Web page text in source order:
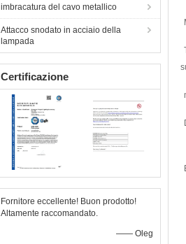
imbracatura del cavo metallico
Attacco snodato in acciaio della
lampada
Certificazione
Fornitore eccellente! Buon prodotto!
Altamente raccomandato.
—— Oleg